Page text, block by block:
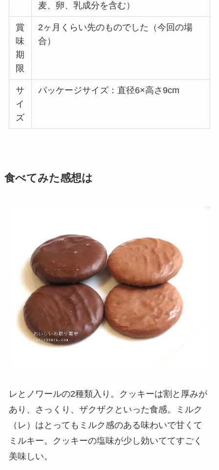
麦、卵、乳成分を含む）
賞
味
期
限
2ヶ月くらい先のものでした（今回の場
合）
サ
イ
ズ
パッケージサイズ：直径6×高さ9cm
食べてみた感想は
レとノワールの2種類入り。クッキーは割と厚みが
あり、さっくり、ザクザクといった食感。ミルク
（レ）はとってもミルク感のある味わいで甘くて
ミルキー。クッキーの塩味が少し効いててすごく
美味しい。